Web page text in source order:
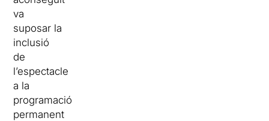
va
suposar la
inclusió
de
l’espectacle
a la
programació
permanent